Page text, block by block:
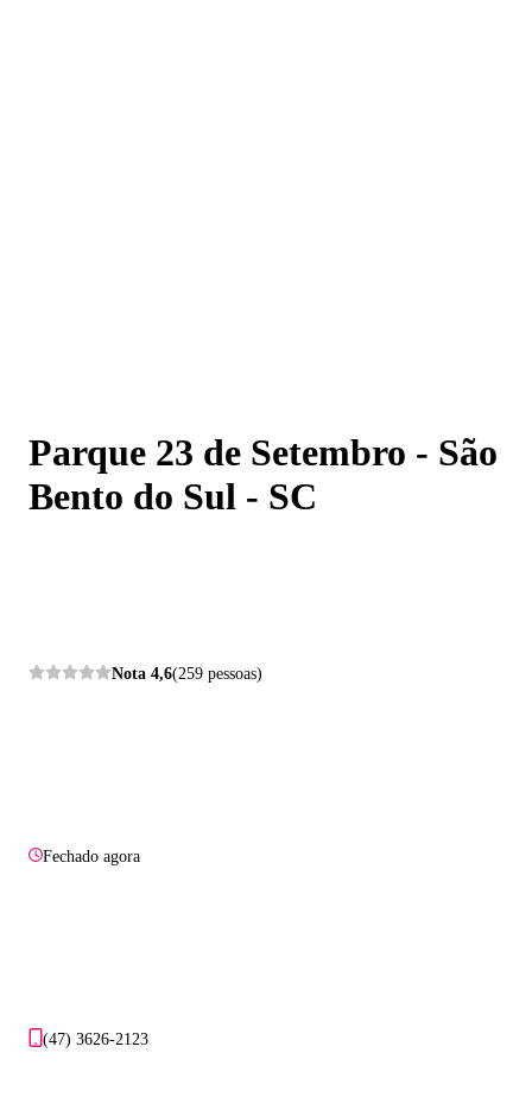
Parque 23 de Setembro - São
Bento do Sul - SC
Nota 4,6(259 pessoas)
Fechado agora
(47) 3626-2123